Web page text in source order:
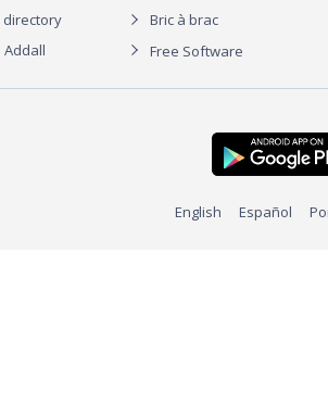
Addall
Bric à brac
Free Software
English Español